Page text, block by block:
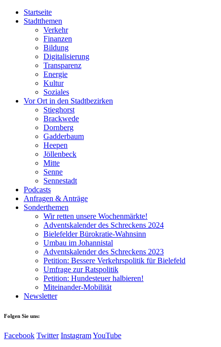
Startseite
Stadtthemen
Verkehr
Finanzen
Bildung
Digitalisierung
Transparenz
Energie
Kultur
Soziales
Vor Ort in den Stadtbezirken
Stieghorst
Brackwede
Dornberg
Gadderbaum
Heepen
Jöllenbeck
Mitte
Senne
Sennestadt
Podcasts
Anfragen & Anträge
Sonderthemen
Wir retten unsere Wochenmärkte!
Adventskalender des Schreckens 2024
Bielefelder Bürokratie-Wahnsinn
Umbau im Johannistal
Adventskalender des Schreckens 2023
Petition: Bessere Verkehrspolitik für Bielefeld​​
Umfrage zur Ratspolitik
Petition: Hundesteuer halbieren!
Miteinander-Mobilität
Newsletter
Folgen Sie uns:
Facebook Twitter InstagramYouTube